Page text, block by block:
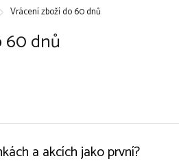
Vrácení zboží do 60 dnů
60 dnů
a akcích jako první?